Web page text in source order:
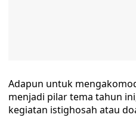
​Adapun untuk
menjadi pilar tema tahun
kegiatan istighosah atau